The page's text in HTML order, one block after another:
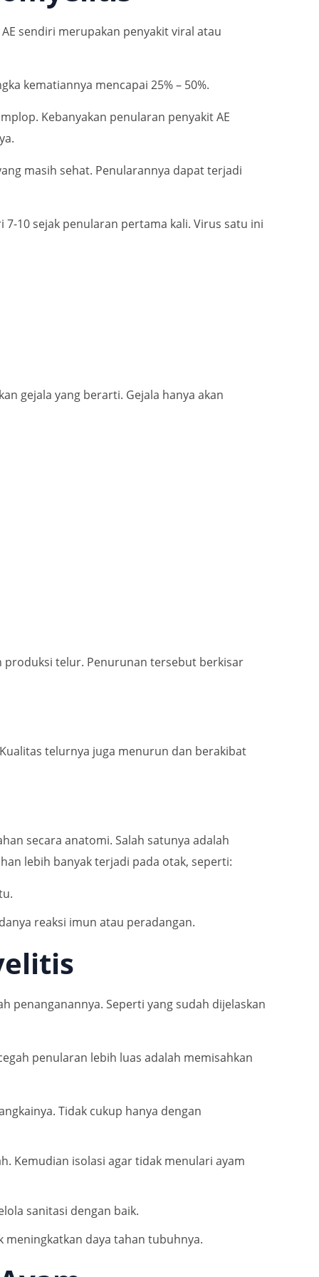
sendiri merupakan penyakit viral atau
kematiannya mencapai 25% – 50%.
Kebanyakan penularan penyakit AE
masih sehat. Penularannya dapat terjadi
10 sejak penularan pertama kali. Virus satu ini
gejala yang berarti. Gejala hanya akan
produksi telur. Penurunan tersebut berkisar
telurnya juga menurun dan berakibat
secara anatomi. Salah satunya adalah
lebih banyak terjadi pada otak, seperti:
reaksi imun atau peradangan.
penanganannya. Seperti yang sudah dijelaskan
penularan lebih luas adalah memisahkan
Tidak cukup hanya dengan
Kemudian isolasi agar tidak menulari ayam
sanitasi dengan baik.
daya tahan tubuhnya.